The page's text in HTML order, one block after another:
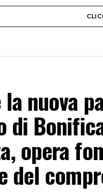
nuova
di
opera
del